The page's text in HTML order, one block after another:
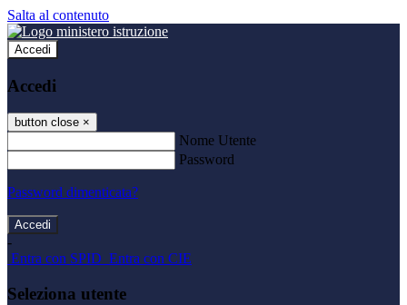
Salta al contenuto
Accedi
Accedi
button close ×
Nome Utente
Password
Password dimenticata?
-
Entra con SPID Entra con CIE
Seleziona utente